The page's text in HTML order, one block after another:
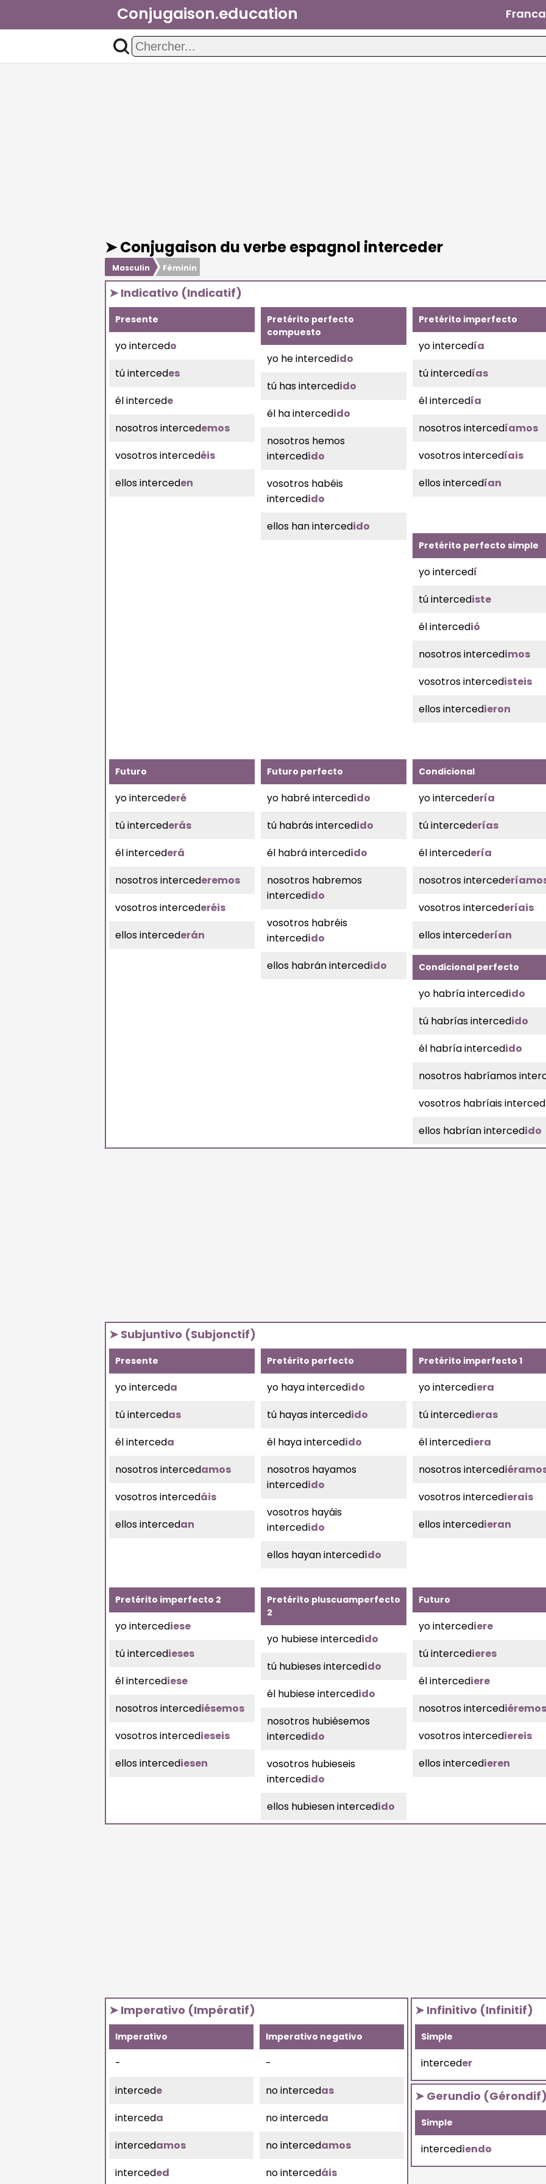
Conjugaison.education
➤ Conjugaison du verbe espagnol interceder
Masculin Féminin
➤ Indicativo (Indicatif)
Presente
yo intercedo
tú intercedes
él intercede
nosotros intercedemos
vosotros intercedéis
ellos interceden
Pretérito perfecto
compuesto
yo he intercedido
tú has intercedido
él ha intercedido
nosotros hemos
intercedido
vosotros habéis
intercedido
ellos han intercedido
Pretérito imperfecto
yo intercedía
tú intercedías
él intercedía
nosotros intercedíamos
vosotros intercedíais
ellos intercedían
Pretérito perfecto simple
yo intercedí
tú intercediste
él intercedió
nosotros intercedimos
vosotros intercedisteis
ellos intercedieron
Futuro
yo intercederé
tú intercederás
él intercederá
nosotros intercederemos
vosotros intercederéis
ellos intercederán
Futuro perfecto
yo habré intercedido
tú habrás intercedido
él habrá intercedido
nosotros habremos
intercedido
vosotros habréis
intercedido
ellos habrán intercedido
Condicional
yo intercedería
tú intercederías
él intercedería
nosotros interced
vosotros intercederíais
ellos intercederían
Condicional perfecto
yo habría intercedido
tú habrías intercedido
él habría intercedido
nosotros habríamos
vosotros habríais interced
ellos habrían intercedido
➤ Subjuntivo (Subjonctif)
Presente
yo interceda
tú intercedas
él interceda
nosotros intercedamos
vosotros intercedáis
ellos intercedan
Pretérito perfecto
yo haya intercedido
tú hayas intercedido
él haya intercedido
nosotros hayamos
intercedido
vosotros hayáis
intercedido
ellos hayan intercedido
Pretérito imperfecto 1
yo intercediera
tú intercedieras
él intercediera
nosotros interced
vosotros intercedierais
ellos intercedieran
Pretérito imperfecto 2
yo intercediese
tú intercedieses
él intercediese
nosotros intercediésemos
vosotros intercedieseis
ellos intercediesen
Pretérito pluscuamperfecto
2
yo hubiese intercedido
tú hubieses intercedido
él hubiese intercedido
nosotros hubiésemos
intercedido
vosotros hubieseis
intercedido
ellos hubiesen intercedido
Futuro
yo intercediere
tú intercedieres
él intercediere
nosotros intercediéremos
vosotros intercediereis
ellos intercedieren
➤ Imperativo (Impératif)
Imperativo
-
intercede
interceda
intercedamos
interceded
Imperativo negativo
-
no intercedas
no interceda
no intercedamos
no intercedáis
➤ Infinitivo (Infinitif)
Simple
interceder
➤ Gerundio (Gérondif)
Simple
intercediendo